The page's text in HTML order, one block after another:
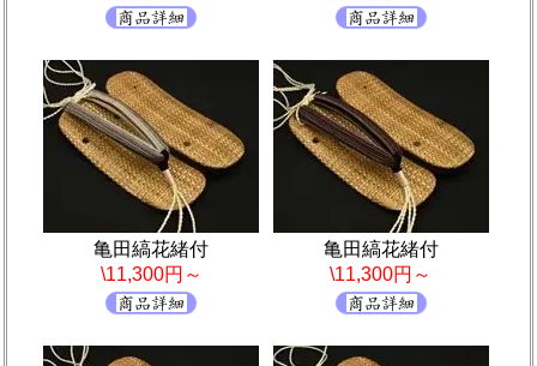
亀田縞花緒付
\11,300円～
亀田縞花緒付
\11,300円～